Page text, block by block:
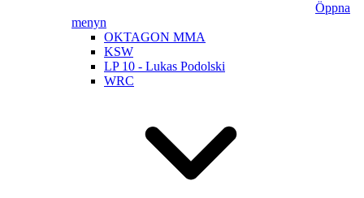
Öppna
menyn
OKTAGON MMA
KSW
LP 10 - Lukas Podolski
WRC